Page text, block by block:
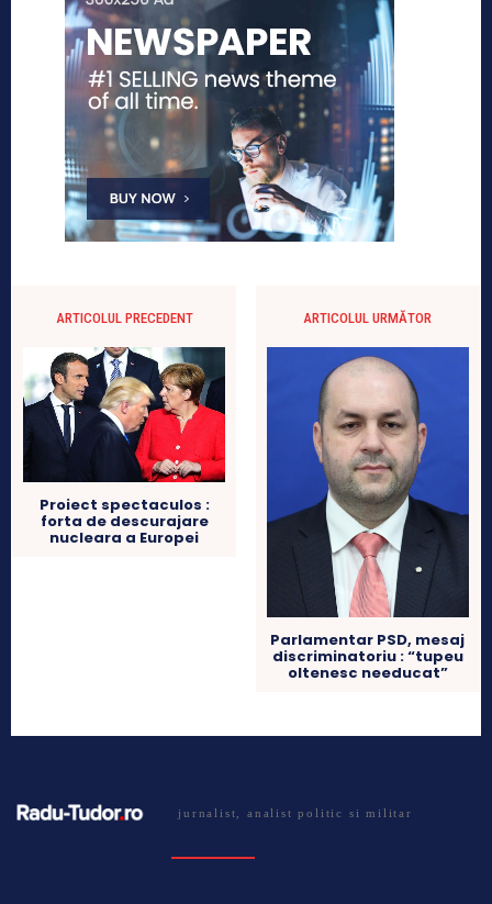
ARTICOLUL PRECEDENT
Proiect spectaculos :
forta de descurajare
nucleara a Europei
ARTICOLUL URMĂTOR
Parlamentar PSD, mesaj
discriminatoriu : “tupeu
oltenesc needucat”
jurnalist, analist politic si militar